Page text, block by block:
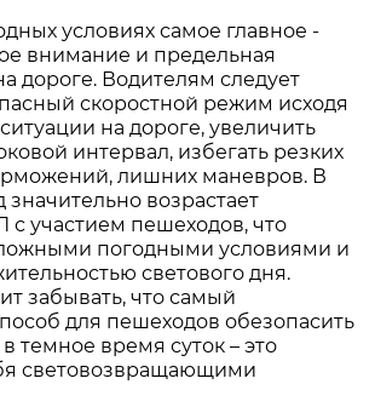
условиях самое главное -
внимание и предельная
дороге. Водителям следует
скоростной режим исходя
на дороге, увеличить
интервал, избегать резких
лишних маневров. В
возрастает
с участием пешеходов, что
погодными условиями и
светового дня.
забывать, что самый
для пешеходов обезопасить
темное время суток – это
световозвращающими